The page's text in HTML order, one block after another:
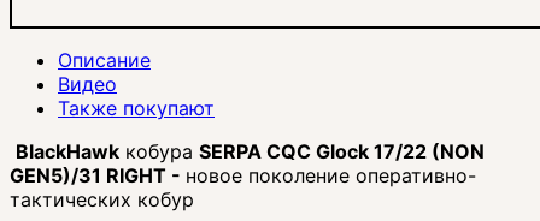
Описание
Видео
Также покупают
BlackHawk кобура SERPA CQC Glock 17/22 (NON
GEN5)/31 RIGHT - новое поколение оперативно-
тактических кобур